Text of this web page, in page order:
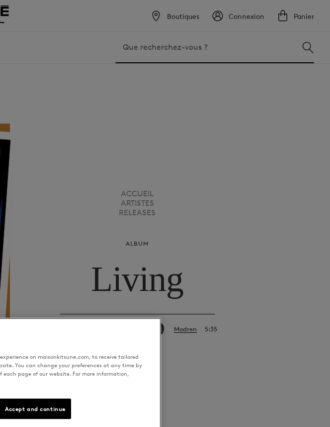
Boutiques Connexion Panier
ACCUEIL
ARTISTES
RELEASES
ALBUM
Living
Modren 5:35
on maisonkitsune.com, to receive tailored
You can change your preferences at any time by
page of our website. For more information,
Accept and continue